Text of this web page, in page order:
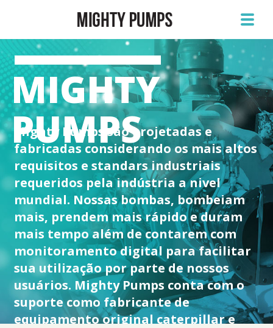
MIGHTY
PUMPS
Mighty Pumps são projetadas e
fabricadas considerando os mais altos
requisitos e standars industriais
requeridos pela indústria a nivel
mundial. Nossas bombas, bombeiam
mais, prendem mais rápido e duram
mais tempo além de contarem com
monitoramento digital para facilitar
sua utilização por parte de nossos
usuários. Mighty Pumps conta com o
suporte como fabricante de
equipamento original caterpillar e